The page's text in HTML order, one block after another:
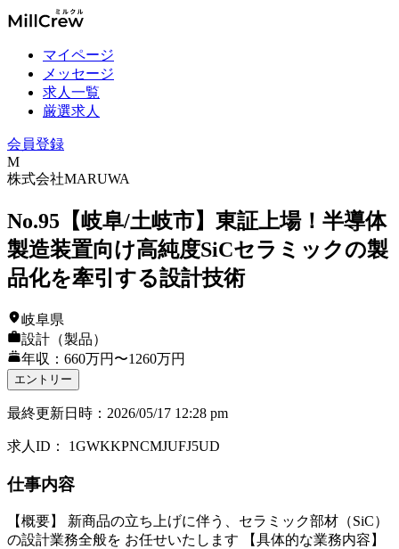
マイページ
メッセージ
求人一覧
厳選求人
会員登録
M
株式会社MARUWA
No.95【岐阜/土岐市】東証上場！半導体
製造装置向け高純度SiCセラミックの製
品化を牽引する設計技術
岐阜県
設計（製品）
年収：660万円〜1260万円
エントリー
最終更新日時 ： 2026/05/17 12:28 pm
求人ID ： 1GWKKPNCMJUFJ5UD
仕事内容
【概要】 新商品の立ち上げに伴う、セラミック部材（SiC）
の設計業務全般を お任せいたします 【具体的な業務内容】